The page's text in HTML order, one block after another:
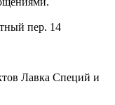
пер. 14
Лавка Специй и